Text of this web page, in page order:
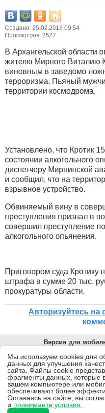
Создано: 25.02.2016 09:54
Просмотров: 2527
В Архангельской области
жителю Мирного Виталию
виновным в заведомо
терроризма. Пьяный
территории космодрома.
Установлено, что Кротик
состоянии алкогольного
диспетчеру Мирнинской
и сообщил, что на
взрывное устройство.
Обвиняемый вину в
преступления признал в
совершил преступление
алкогольного опьянения.
Приговором суда Кротику
штрафа в сумме 20 тыс.
прокуратуры области.
Авторизуйтесь на
Версия для
© 2026
Joomla!is Free Software
Mobile version
Мы используем cookies для
данных для улучшения
сайта. Файлы cookie
фрагменты данных, которые
вашем компьютере или
обеспечивают более
Оставаясь на сайте, вы
и принимаете условия.